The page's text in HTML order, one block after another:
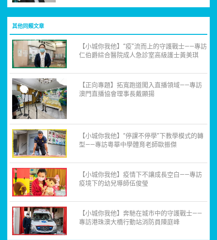
其他同類文章
【小城你我他】“疫”流而上的守護戰士——專訪
仁伯爵綜合醫院成人急診室高級護士黃美琪
【正向專題】拓寬跑道闖入直播領域——專訪
澳門直播協會理事長戴顯揚
【小城你我他】“停課不停學”下教學模式的轉
型——專訪粵華中學體育老師歐振傑
【小城你我他】疫情下不讓成長空白——專訪
疫境下的幼兒導師伍俊瑩
【小城你我他】奔馳在城市中的守護戰士——
專訪港珠澳大橋行動站消防員陳庭峰